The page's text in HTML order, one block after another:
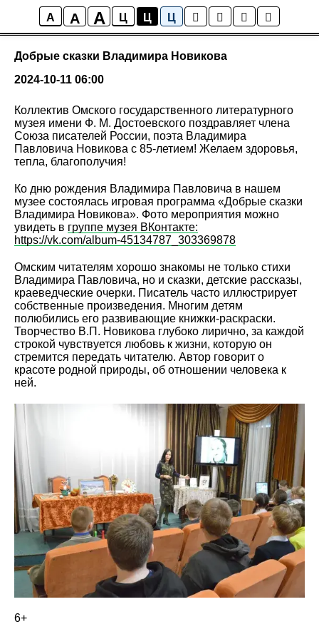
A A A Ц Ц Ц
События
Добрые сказки Владимира Новикова
2024-10-11 06:00
Коллектив Омского государственного литературного
музея имени Ф. М. Достоевского поздравляет члена
Союза писателей России, поэта Владимира
Павловича Новикова с 85-летием! Желаем здоровья,
тепла, благополучия!
Ко дню рождения Владимира Павловича в нашем
музее состоялась игровая программа «Добрые сказки
Владимира Новикова». Фото мероприятия можно
увидеть в группе музея ВКонтакте:
https://vk.com/album-45134787_303369878
Омским читателям хорошо знакомы не только стихи
Владимира Павловича, но и сказки, детские рассказы,
краеведческие очерки. Писатель часто иллюстрирует
собственные произведения. Многим детям
полюбились его развивающие книжки-раскраски.
Творчество В.П. Новикова глубоко лирично, за каждой
строкой чувствуется любовь к жизни, которую он
стремится передать читателю. Автор говорит о
красоте родной природы, об отношении человека к
ней.
6+